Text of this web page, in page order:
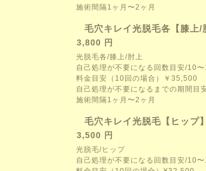
施術間隔1ヶ月〜2ヶ月
毛穴キレイ光脱毛各【膝上
3,800 円
光脱毛各/膝上/肘上
自己処理が不要になる回数目安/10
料金目安（10回の場合）￥35,500
自己処理が不要になるまでの期間目
施術間隔1ヶ月〜2ヶ月
毛穴キレイ光脱毛【ヒップ
3,500 円
光脱毛/ヒップ
自己処理が不要になる回数目安/10